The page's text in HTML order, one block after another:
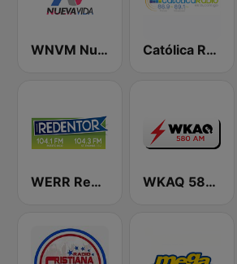
WNVM Nueva Vida 97.7 FM Católica Radio
WERR Redentor 104.1 FM WKAQ 580 AM